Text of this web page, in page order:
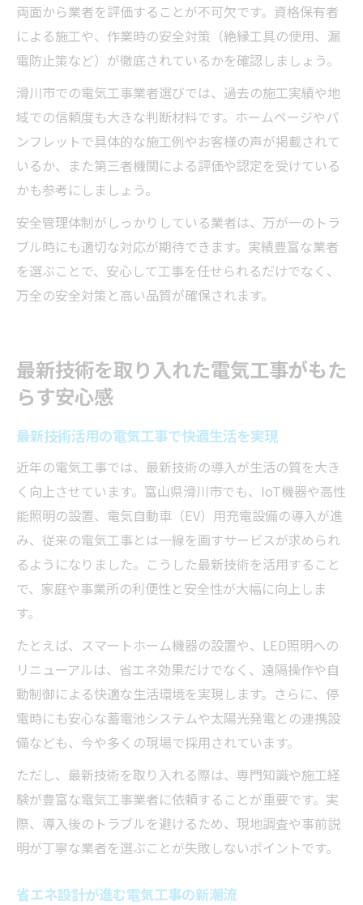
両面から業者を評価することが不可欠です。資格保有者
による施工や、作業時の安全対策（絶縁工具の使用、漏
電防止策など）が徹底されているかを確認しましょう。
滑川市での電気工事業者選びでは、過去の施工実績や地
域での信頼度も大きな判断材料です。ホームページやパ
ンフレットで具体的な施工例やお客様の声が掲載されて
いるか、また第三者機関による評価や認定を受けている
かも参考にしましょう。
安全管理体制がしっかりしている業者は、万が一のトラ
ブル時にも適切な対応が期待できます。実績豊富な業者
を選ぶことで、安心して工事を任せられるだけでなく、
万全の安全対策と高い品質が確保されます。
最新技術を取り入れた電気工事がもた
らす安心感
最新技術活用の電気工事で快適生活を実現
近年の電気工事では、最新技術の導入が生活の質を大き
く向上させています。富山県滑川市でも、IoT機器や高性
能照明の設置、電気自動車（EV）用充電設備の導入が進
み、従来の電気工事とは一線を画すサービスが求められ
るようになりました。こうした最新技術を活用すること
で、家庭や事業所の利便性と安全性が大幅に向上しま
す。
たとえば、スマートホーム機器の設置や、LED照明への
リニューアルは、省エネ効果だけでなく、遠隔操作や自
動制御による快適な生活環境を実現します。さらに、停
電時にも安心な蓄電池システムや太陽光発電との連携設
備なども、今や多くの現場で採用されています。
ただし、最新技術を取り入れる際は、専門知識や施工経
験が豊富な電気工事業者に依頼することが重要です。実
際、導入後のトラブルを避けるため、現地調査や事前説
明が丁寧な業者を選ぶことが失敗しないポイントです。
省エネ設計が進む電気工事の新潮流